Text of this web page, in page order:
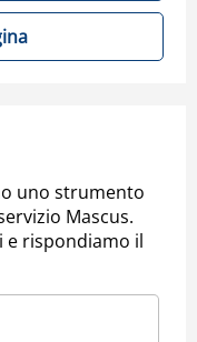
uno strumento
Mascus.
e rispondiamo il